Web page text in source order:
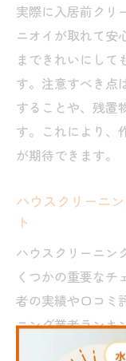
実際に入居前クリ
ニオイが取れて安
まできれいにして
す。注意すべき点
することや、残置
す。これにより、
が期待できます。
ハウスクリーニ
ト
ハウスクリーニン
くつかの重要な
者の実績や口コミ
ニング業者ランキ
料金体系が明確